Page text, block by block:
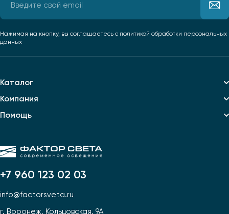
+7 960 123 02 03
info@factorsveta.ru
г. Воронеж, Кольцовская, 9А
Каталог
Компания
Помощь
Нажимая на кнопку, вы соглашаетесь с политикой обработки персональных
данных